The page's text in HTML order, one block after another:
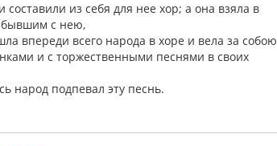
из себя для нее хор; а она взяла в
бывшим с нею,
впереди всего народа в хоре и вела за собою
и с торжественными песнями в своих
народ подпевал эту песнь.